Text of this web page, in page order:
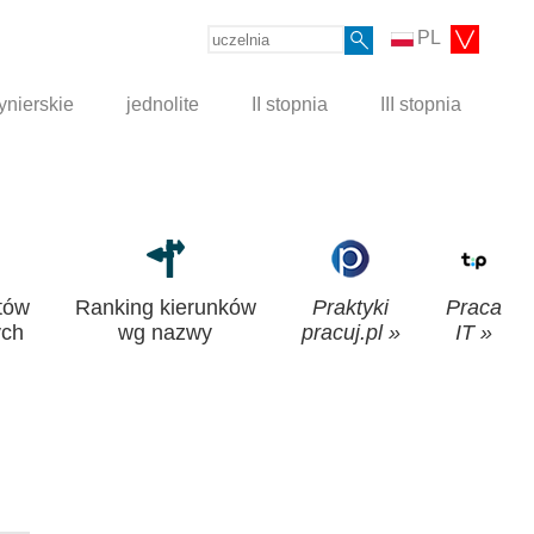
PL
jednolite II stopnia III stopnia
Ranking kierunków
wg nazwy
Praktyki
pracuj.pl »
Praca
IT »